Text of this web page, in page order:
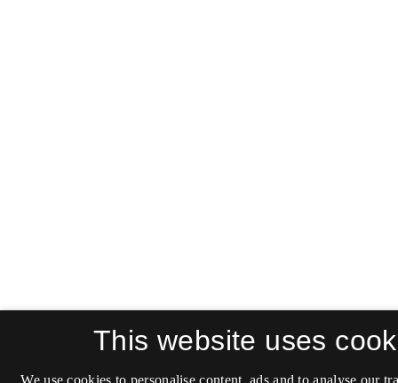
This website uses
We use cookies to personalise content, ads and to analyse our